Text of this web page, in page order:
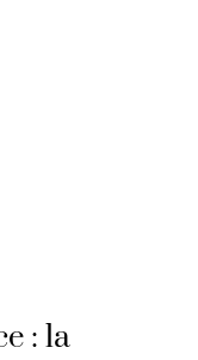
: la